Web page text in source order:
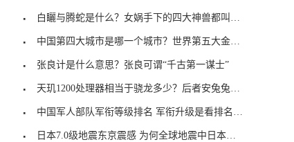
白矖与腾蛇是什么？女娲手下的四大神兽都叫什么名字
中国第四大城市是哪一个城市？世界第五大金融中心是
张良计是什么意思？张良可谓“千古第一谋士”
天玑1200处理器相当于骁龙多少？后者安兔兔跑分为66
中国军人部队军衔等级排名 军衔升级是看排名还是荣
日本7.0级地震东京震感 为何全球地震中日本最为频